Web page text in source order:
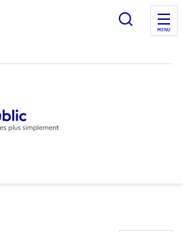
Ouvrir
MENU